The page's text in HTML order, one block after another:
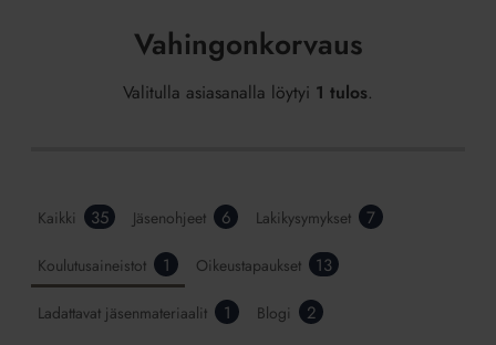
Vahingonkorvaus
Valitulla asiasanalla löytyi 1 tulos.
Kaikki 35 Jäsenohjeet 6 Lakikysymykset 7
Koulutusaineistot 1 Oikeustapaukset 13
Ladattavat jäsenmateriaalit 1 Blogi 2